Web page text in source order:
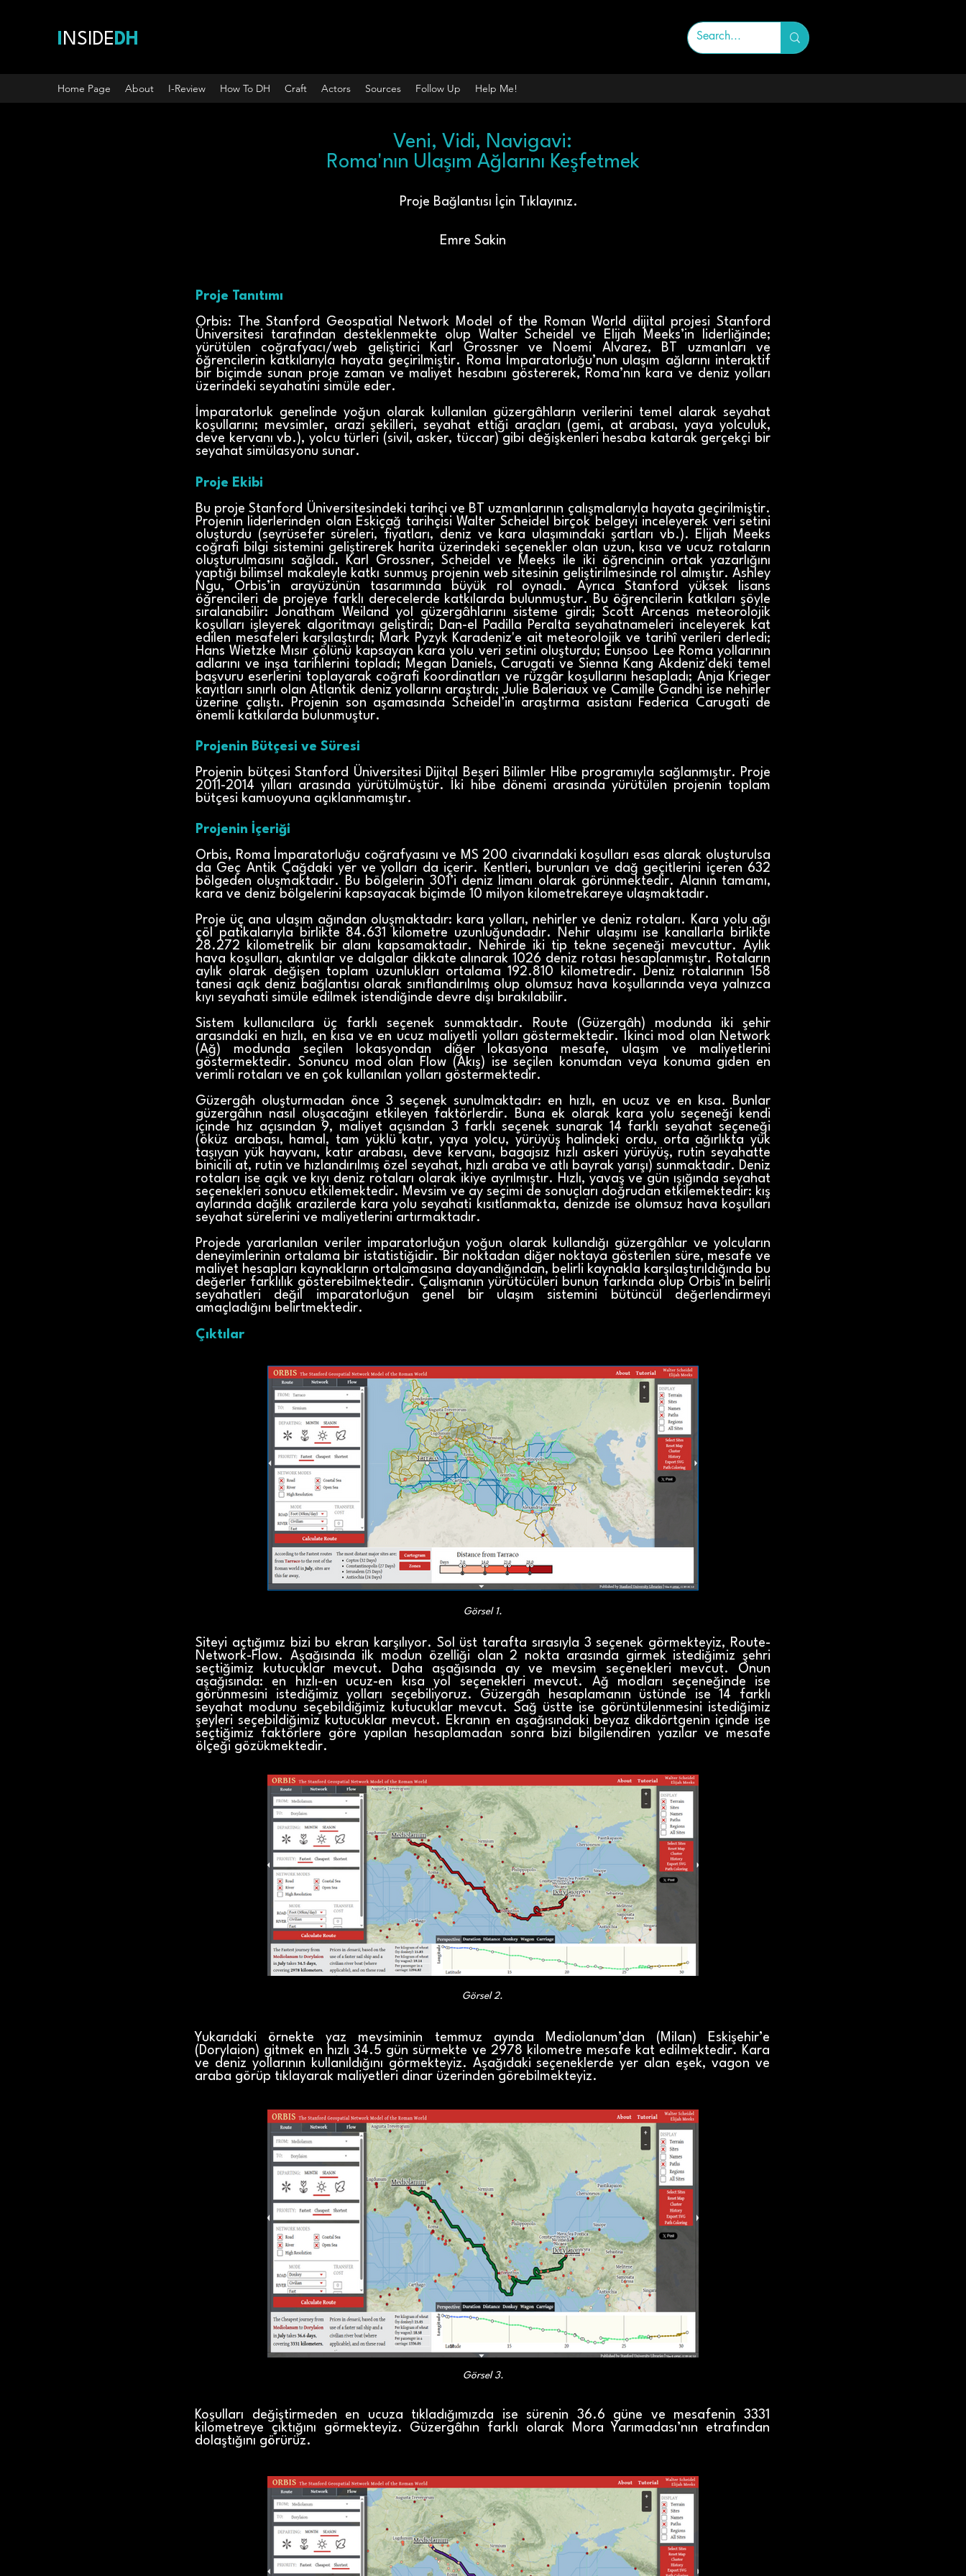
NSIDE DH
Home Page About I-Review How To DH Craft Actors Sources Follow Up Help Me!
Veni, Vidi, Navigavi:
Roma'nın Ulaşım Ağlarını Keşfetmek
Proje Bağlantısı İçin Tıklayınız.
Emre Sakin
Proje Tanıtımı
Orbis: The Stanford Geospatial Network Model of the Roman World dijital projesi Stanford
Üniversitesi tarafından desteklenmekte olup Walter Scheidel ve Elijah Meeks’in liderliğinde;
yürütülen coğrafyacı/web geliştirici Karl Grossner ve Noemi Alvarez, BT uzmanları ve
öğrencilerin katkılarıyla hayata geçirilmiştir. Roma İmparatorluğu’nun ulaşım ağlarını interaktif
bir biçimde sunan proje zaman ve maliyet hesabını göstererek, Roma’nın kara ve deniz yolları
üzerindeki seyahatini simüle eder.
İmparatorluk genelinde yoğun olarak kullanılan güzergâhların verilerini temel alarak seyahat
koşullarını; mevsimler, arazi şekilleri, seyahat ettiği araçları (gemi, at arabası, yaya yolculuk,
deve kervanı vb.), yolcu türleri (sivil, asker, tüccar) gibi değişkenleri hesaba katarak gerçekçi bir
seyahat simülasyonu sunar.
Proje Ekibi
Bu proje Stanford Üniversitesindeki tarihçi ve BT uzmanlarının çalışmalarıyla hayata geçirilmiştir.
Projenin liderlerinden olan Eskiçağ tarihçisi Walter Scheidel birçok belgeyi inceleyerek veri setini
oluşturdu (seyrüsefer süreleri, fiyatları, deniz ve kara ulaşımındaki şartları vb.). Elijah Meeks
coğrafi bilgi sistemini geliştirerek harita üzerindeki seçenekler olan uzun, kısa ve ucuz rotaların
oluşturulmasını sağladı. Karl Grossner, Scheidel ve Meeks ile iki öğrencinin ortak yazarlığını
yaptığı bilimsel makaleyle katkı sunmuş projenin web sitesinin geliştirilmesinde rol almıştır. Ashley
Ngu, Orbis’in arayüzünün tasarımında büyük rol oynadı. Ayrıca Stanford yüksek lisans
öğrencileri de projeye farklı derecelerde katkılarda bulunmuştur. Bu öğrencilerin katkıları şöyle
sıralanabilir: Jonatham Weiland yol güzergâhlarını sisteme girdi; Scott Arcenas meteorolojik
koşulları işleyerek algoritmayı geliştirdi; Dan-el Padilla Peralta seyahatnameleri inceleyerek kat
edilen mesafeleri karşılaştırdı; Mark Pyzyk Karadeniz'e ait meteorolojik ve tarihî verileri derledi;
Hans Wietzke Mısır çölünü kapsayan kara yolu veri setini oluşturdu; Eunsoo Lee Roma yollarının
adlarını ve inşa tarihlerini topladı; Megan Daniels, Carugati ve Sienna Kang Akdeniz'deki temel
başvuru eserlerini toplayarak coğrafi koordinatları ve rüzgâr koşullarını hesapladı; Anja Krieger
kayıtları sınırlı olan Atlantik deniz yollarını araştırdı; Julie Baleriaux ve Camille Gandhi ise nehirler
üzerine çalıştı. Projenin son aşamasında Scheidel’in araştırma asistanı Federica Carugati de
önemli katkılarda bulunmuştur.
Projenin Bütçesi ve Süresi
Projenin bütçesi Stanford Üniversitesi Dijital Beşeri Bilimler Hibe programıyla sağlanmıştır. Proje
2011-2014 yılları arasında yürütülmüştür. İki hibe dönemi arasında yürütülen projenin toplam
bütçesi kamuoyuna açıklanmamıştır.
Projenin İçeriği
Orbis, Roma İmparatorluğu coğrafyasını ve MS 200 civarındaki koşulları esas alarak oluşturulsa
da Geç Antik Çağdaki yer ve yolları da içerir. Kentleri, burunları ve dağ geçitlerini içeren 632
bölgeden oluşmaktadır. Bu bölgelerin 301’i deniz limanı olarak görünmektedir. Alanın tamamı,
kara ve deniz bölgelerini kapsayacak biçimde 10 milyon kilometrekareye ulaşmaktadır.
Proje üç ana ulaşım ağından oluşmaktadır: kara yolları, nehirler ve deniz rotaları. Kara yolu ağı
çöl patikalarıyla birlikte 84.631 kilometre uzunluğundadır. Nehir ulaşımı ise kanallarla birlikte
28.272 kilometrelik bir alanı kapsamaktadır. Nehirde iki tip tekne seçeneği mevcuttur. Aylık
hava koşulları, akıntılar ve dalgalar dikkate alınarak 1026 deniz rotası hesaplanmıştır. Rotaların
aylık olarak değişen toplam uzunlukları ortalama 192.810 kilometredir. Deniz rotalarının 158
tanesi açık deniz bağlantısı olarak sınıflandırılmış olup olumsuz hava koşullarında veya yalnızca
kıyı seyahati simüle edilmek istendiğinde devre dışı bırakılabilir.
Sistem kullanıcılara üç farklı seçenek sunmaktadır. Route (Güzergâh) modunda iki şehir
arasındaki en hızlı, en kısa ve en ucuz maliyetli yolları göstermektedir. İkinci mod olan Network
(Ağ) modunda seçilen lokasyondan diğer lokasyona mesafe, ulaşım ve maliyetlerini
göstermektedir. Sonuncu mod olan Flow (Akış) ise seçilen konumdan veya konuma giden en
verimli rotaları ve en çok kullanılan yolları göstermektedir.
Güzergâh oluşturmadan önce 3 seçenek sunulmaktadır: en hızlı, en ucuz ve en kısa. Bunlar
güzergâhın nasıl oluşacağını etkileyen faktörlerdir. Buna ek olarak kara yolu seçeneği kendi
içinde hız açısından 9, maliyet açısından 3 farklı seçenek sunarak 14 farklı seyahat seçeneği
(öküz arabası, hamal, tam yüklü katır, yaya yolcu, yürüyüş halindeki ordu, orta ağırlıkta yük
taşıyan yük hayvanı, katır arabası, deve kervanı, bagajsız hızlı askeri yürüyüş, rutin seyahatte
binicili at, rutin ve hızlandırılmış özel seyahat, hızlı araba ve atlı bayrak yarışı) sunmaktadır. Deniz
rotaları ise açık ve kıyı deniz rotaları olarak ikiye ayrılmıştır. Hızlı, yavaş ve gün ışığında seyahat
seçenekleri sonucu etkilemektedir. Mevsim ve ay seçimi de sonuçları doğrudan etkilemektedir: kış
aylarında dağlık arazilerde kara yolu seyahati kısıtlanmakta, denizde ise olumsuz hava koşulları
seyahat sürelerini ve maliyetlerini artırmaktadır.
Projede yararlanılan veriler imparatorluğun yoğun olarak kullandığı güzergâhlar ve yolcuların
deneyimlerinin ortalama bir istatistiğidir. Bir noktadan diğer noktaya gösterilen süre, mesafe ve
maliyet hesapları kaynakların ortalamasına dayandığından, belirli kaynakla karşılaştırıldığında bu
değerler farklılık gösterebilmektedir. Çalışmanın yürütücüleri bunun farkında olup Orbis’in belirli
seyahatleri değil imparatorluğun genel bir ulaşım sistemini bütüncül değerlendirmeyi
amaçladığını belirtmektedir.
Çıktılar
Görsel 1.
Siteyi açtığımız bizi bu ekran karşılıyor. Sol üst tarafta sırasıyla 3 seçenek görmekteyiz, Route-
Network-Flow. Aşağısında ilk modun özelliği olan 2 nokta arasında girmek istediğimiz şehri
seçtiğimiz kutucuklar mevcut. Daha aşağısında ay ve mevsim seçenekleri mevcut. Onun
aşağısında: en hızlı-en ucuz-en kısa yol seçenekleri mevcut. Ağ modları seçeneğinde ise
görünmesini istediğimiz yolları seçebiliyoruz. Güzergâh hesaplamanın üstünde ise 14 farklı
seyahat modunu seçebildiğimiz kutucuklar mevcut. Sağ üstte ise görüntülenmesini istediğimiz
şeyleri seçebildiğimiz kutucuklar mevcut. Ekranın en aşağısındaki beyaz dikdörtgenin içinde ise
seçtiğimiz faktörlere göre yapılan hesaplamadan sonra bizi bilgilendiren yazılar ve mesafe
ölçeği gözükmektedir.
Görsel 2.
Yukarıdaki örnekte yaz mevsiminin temmuz ayında Mediolanum’dan (Milan) Eskişehir’e
(Dorylaion) gitmek en hızlı 34.5 gün sürmekte ve 2978 kilometre mesafe kat edilmektedir. Kara
ve deniz yollarının kullanıldığını görmekteyiz. Aşağıdaki seçeneklerde yer alan eşek, vagon ve
araba görüp tıklayarak maliyetleri dinar üzerinden görebilmekteyiz.
Görsel 3.
Koşulları değiştirmeden en ucuza tıkladığımızda ise sürenin 36.6 güne ve mesafenin 3331
kilometreye çıktığını görmekteyiz. Güzergâhın farklı olarak Mora Yarımadası’nın etrafından
dolaştığını görürüz.